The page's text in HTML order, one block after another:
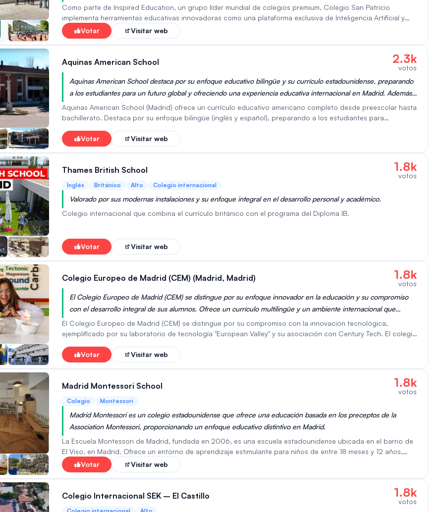
al máximo su potencial académico y personal, preparándolos integralmente para los desafíos futuros.
Como parte de Inspired Education, un grupo líder mundial de colegios premium, Colegio San Patricio
implementa herramientas educativas innovadoras como una plataforma exclusiva de Inteligencia Artificial y
una escuela de Realidad Virtual en el metaverso. Sus programas en curso incluyen currículos académicos,
artes escénicas y creativas, deportes y formación en liderazgo, innovación, trabajo en equipo y oratoria. El
globalmente competitivo.
Votar Visitar web
Aquinas American School 2.3k
votos
Aquinas American School destaca por su enfoque educativo bilingüe y su currículo estadounidense, preparando
a los estudiantes para un futuro global y ofreciendo una experiencia educativa internacional en Madrid. Además,
el colegio ofrece un ambiente de aprendizaje personalizado y un fuerte enfoque en el desarrollo integral de cada
estudiante.
Aquinas American School (Madrid) ofrece un currículo educativo americano completo desde preescolar hasta
bachillerato. Destaca por su enfoque bilingüe (inglés y español), preparando a los estudiantes para
valores, el pensamiento crítico y la participación comunitaria. Sus ventajas incluyen una educación de alta
calidad con reconocimiento internacional y un ambiente multicultural. Podría ser una desventaja el coste de la
profunda para sus hijos.
Votar Visitar web
Thames British School 1.8k
votos
Inglés Británico Alto Colegio internacional
Valorado por sus modernas instalaciones y su enfoque integral en el desarrollo personal y académico.
Colegio internacional que combina el currículo británico con el programa del Diploma IB.
Votar Visitar web
Colegio Europeo de Madrid (CEM) (Madrid, Madrid) 1.8k
votos
El Colegio Europeo de Madrid (CEM) se distingue por su enfoque innovador en la educación y su compromiso
con el desarrollo integral de sus alumnos. Ofrece un currículo multilingüe y un ambiente internacional que
prepara a los estudiantes para los desafíos globales, destacándose por su excelencia académica y su atención
personalizada.
El Colegio Europeo de Madrid (CEM) se distingue por su compromiso con la innovación tecnológica,
ejemplificado por su laboratorio de tecnología "European Valley" y su asociación con Century Tech. El colegio
ciudadanía digital responsable. Los programas del CEM están diseñados para preparar a los estudiantes
para los desafíos y oportunidades de la era digital, asegurando que se conviertan en futuros líderes capaces
Votar Visitar web
Madrid Montessori School 1.8k
votos
Colegio Montessori
Madrid Montessori es un colegio estadounidense que ofrece una educación basada en los preceptos de la
Association Montessori, proporcionando un enfoque educativo distintivo en Madrid.
La Escuela Montessori de Madrid, fundada en 2006, es una escuela estadounidense ubicada en el barrio de
El Viso, en Madrid. Ofrece un entorno de aprendizaje estimulante para niños de entre 18 meses y 12 años,
siguiendo la pedagogía Montessori. Como escuela estadounidense en Madrid, está reconocida por las
autoridades educativas de Estados Unidos. La escuela se esfuerza por brindar un ambiente respetuoso y
dentro de este grupo de edad.
Votar Visitar web
Colegio Internacional SEK – El Castillo 1.8k
votos